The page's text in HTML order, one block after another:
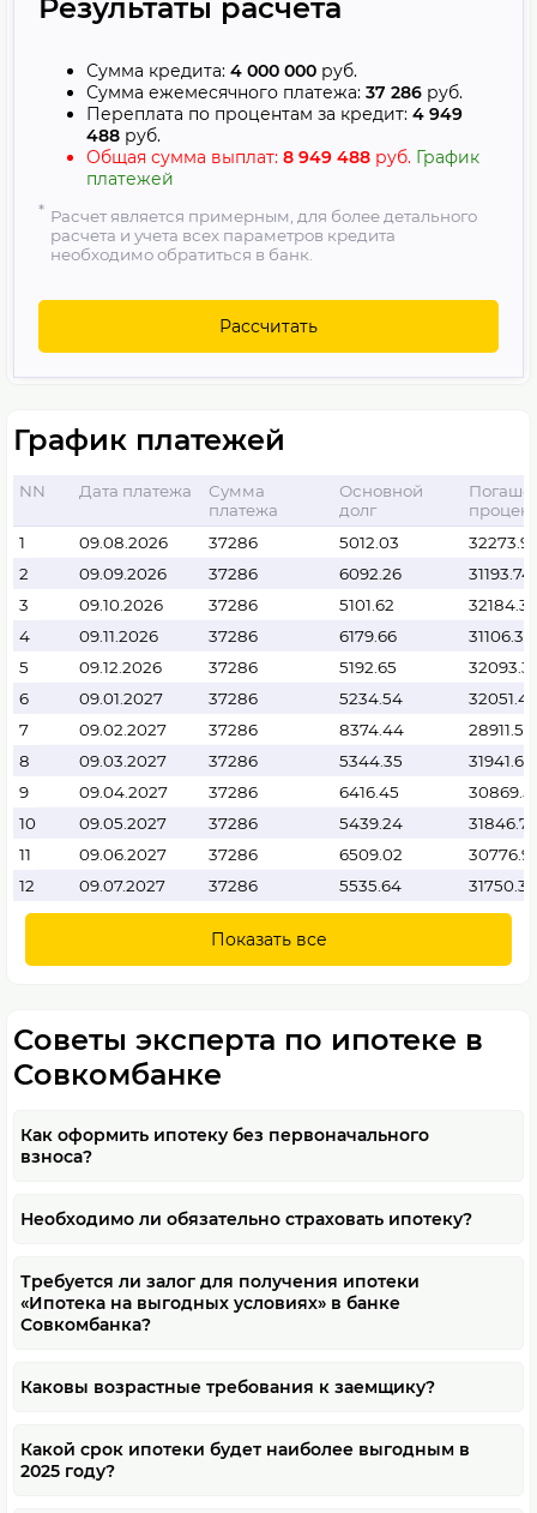
Результаты расчета
Сумма кредита: 4 000 000 руб.
Сумма ежемесячного платежа: 37 286 руб.
Переплата по процентам за кредит: 4 949
488 руб.
Общая сумма выплат: 8 949 488 руб. График
платежей
Расчет является примерным, для более детального
расчета и учета всех параметров кредита
необходимо обратиться в банк.
График платежей
NN Дата платежа
Сумма
платежа
Основной
долг
1
09.08.2026 37286 5012.03
2
09.09.2026 37286 6092.26
31193.74
3
09.10.2026 37286 5101.62
4
09.11.2026 37286 6179.66
31106.34
5
09.12.2026 37286 5192.65
6
09.01.2027 37286 5234.54
7
09.02.2027 37286 8374.44
28911.56
8
09.03.2027 37286 5344.35
31941.65
9
09.04.2027 37286 6416.45
10
09.05.2027 37286 5439.24
11
09.06.2027 37286 6509.02
12
09.07.2027 37286 5535.64 31750.36
Показать все
Советы эксперта по ипотеке в
Совкомбанке
Как оформить ипотеку без первоначального
взноса?
Необходимо ли обязательно страховать ипотеку?
Требуется ли залог для получения ипотеки
«Ипотека на выгодных условиях» в банке
Совкомбанка?
Каковы возрастные требования к заемщику?
Какой срок ипотеки будет наиболее выгодным в
2025 году?